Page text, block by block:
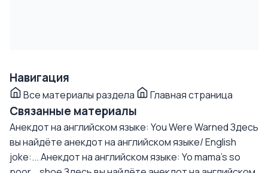
Навигация
Все материалы раздела Главная страница
Связанные материалы
Анекдот на английском языке: You Were WarnedЗдесь
вы найдёте анекдот на английском языке/ English
joke:...Анекдот на английском языке: Yo mama's so